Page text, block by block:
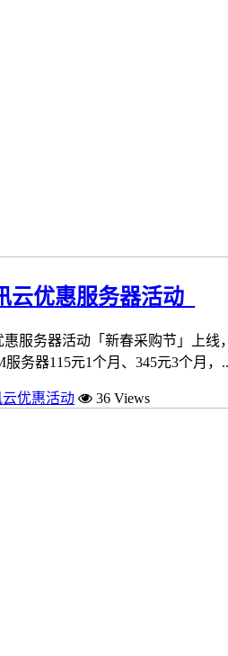
云优惠服务器活动_
惠服务器活动「新春采购节」上线
服务器115元1个月、345元3个月，
云优惠活动 36 Views